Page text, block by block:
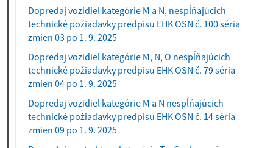
Dopredaj vozidiel kategórie M a N, nespĺňajúcich
technické požiadavky predpisu EHK OSN č. 100 séria
zmien 03 po 1. 9. 2025
Dopredaj vozidiel kategórie M, N, O nespĺňajúcich
technické požiadavky predpisu EHK OSN č. 79 séria
zmien 04 po 1. 9. 2025
Dopredaj vozidiel kategórie M a N nespĺňajúcich
technické požiadavky predpisu EHK OSN č. 14 séria
zmien 09 po 1. 9. 2025